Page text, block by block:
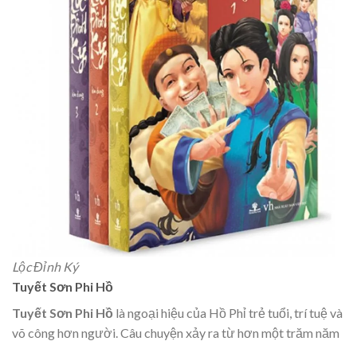
Lộc Đỉnh Ký
Tuyết Sơn Phi Hồ
Tuyết Sơn Phi Hồ là ngoại hiệu của Hồ Phỉ trẻ tuổi, trí tuệ và
võ công hơn người. Câu chuyện xảy ra từ hơn một trăm năm